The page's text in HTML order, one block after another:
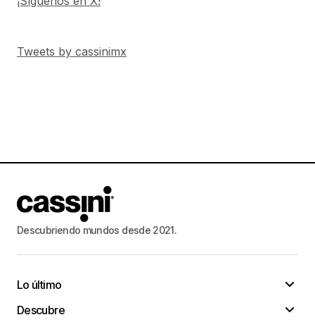
Tweets by cassinimx
Descubriendo mundos desde 2021.
Lo último
Descubre